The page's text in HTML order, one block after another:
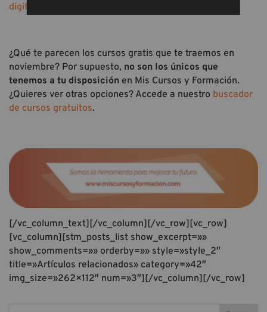
digital y gestión de comunidades virtuales
¿Qué te parecen los cursos gratis que te traemos en
noviembre? Por supuesto, no son los únicos que
tenemos a tu disposición en Mis Cursos y Formación.
¿Quieres ver otras opciones? Accede a nuestro buscador
de cursos gratuitos.
[/vc_column_text][/vc_column][/vc_row][vc_row]
[vc_column][stm_posts_list show_excerpt=»»
show_comments=»» orderby=»» style=»style_2″
title=»Artículos relacionados» category=»42″
img_size=»262×112″ num=»3″][/vc_column][/vc_row]